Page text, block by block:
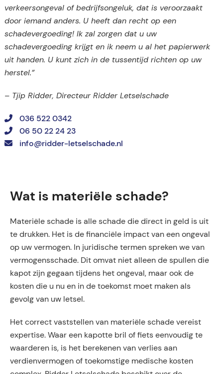
verkeersongeval of bedrijfsongeluk, dat is veroorzaakt
door iemand anders. U heeft dan recht op een
schadevergoeding! Ik zal zorgen dat u uw
schadevergoeding krijgt en ik neem u al het papierwerk
uit handen. U kunt zich in de tussentijd richten op uw
herstel.”
– Tjip Ridder, Directeur Ridder Letselschade
036 522 0342
06 50 22 24 23
info@ridder-letselschade.nl
Wat is materiële schade?
Materiële schade is alle schade die direct in geld is uit
te drukken. Het is de financiële impact van een ongeval
op uw vermogen. In juridische termen spreken we van
vermogensschade. Dit omvat niet alleen de spullen die
kapot zijn gegaan tijdens het ongeval, maar ook de
kosten die u nu en in de toekomst moet maken als
gevolg van uw letsel.
Het correct vaststellen van materiële schade vereist
expertise. Waar een kapotte bril of fiets eenvoudig te
waarderen is, is het berekenen van verlies aan
verdienvermogen of toekomstige medische kosten